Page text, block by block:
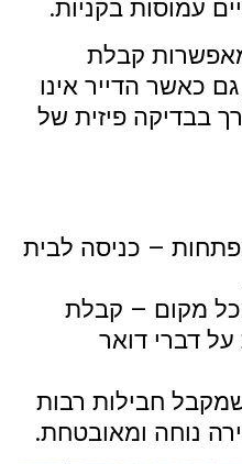
עמוסות בקניות.
מאפשרות קבלת
כאשר הדייר אינו
בבדיקה פיזית של
– כניסה לבית
מקום – קבלת
דברי דואר
חבילות רבות
נוחה ומאובטחת.